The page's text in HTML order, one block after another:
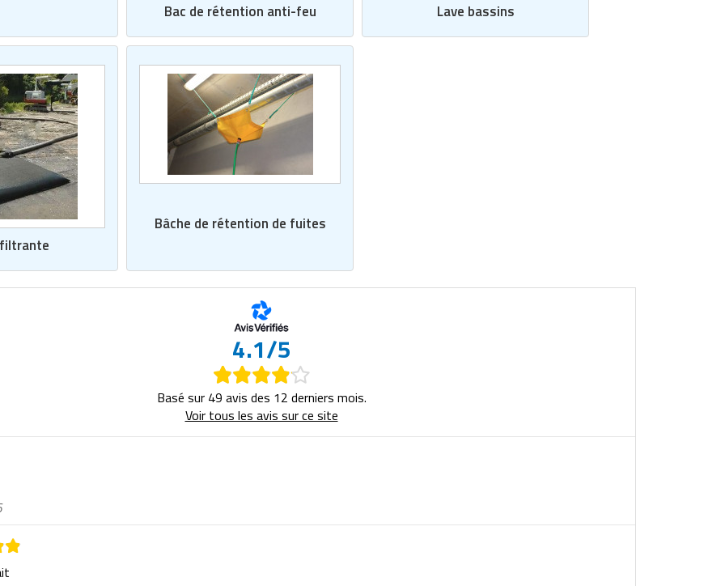
Bac de rétention anti-feu Lave bassins
Bâche de rétention de fuites
4.1/5
Basé sur 49 avis des 12 derniers mois.
Voir tous les avis sur ce site